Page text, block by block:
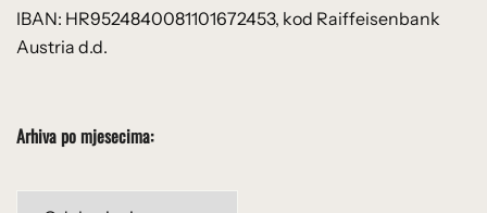
IBAN: HR9524840081101672453, kod Raiffeisenbank
Austria d.d.
Arhiva po mjesecima: